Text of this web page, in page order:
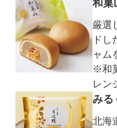
和菓
厳選
ド
ャム
※和
レン
みる
北海